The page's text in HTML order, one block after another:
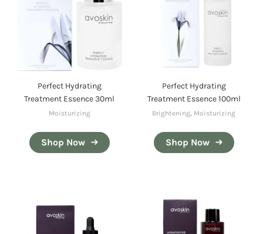
Perfect Hydrating
Treatment Essence 30ml
Moisturizing
Shop Now
Perfect Hydrating
Treatment Essence 100ml
Brightening Moisturizing
Shop Now